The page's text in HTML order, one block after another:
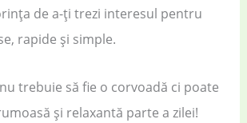
de a-ți trezi interesul pentru
rapide și simple.
trebuie să fie o corvoadă ci poate
și relaxantă parte a zilei!